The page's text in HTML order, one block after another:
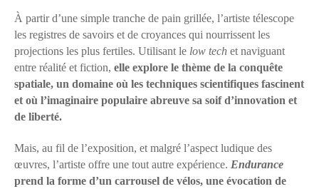
À partir d’une simple tranche de pain grillée, l’artiste télescope
les registres de savoirs et de croyances qui nourrissent les
projections les plus fertiles. Utilisant le low tech et naviguant
entre réalité et fiction, elle explore le thème de la conquête
spatiale, un domaine où les techniques scientifiques fascinent
et où l’imaginaire populaire abreuve sa soif d’innovation et
de liberté.
Mais, au fil de l’exposition, et malgré l’aspect ludique des
œuvres, l’artiste offre une tout autre expérience. Endurance
prend la forme d’un carrousel de vélos, une évocation de